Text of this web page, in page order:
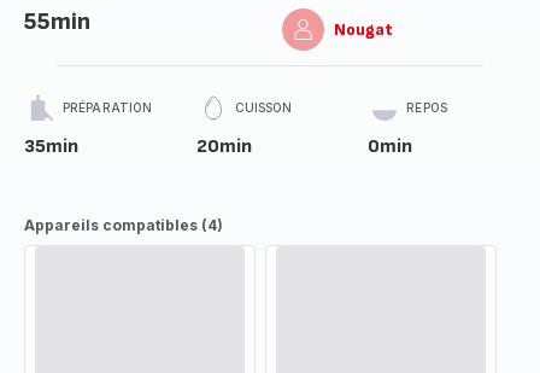
55min Nougat
PRÉPARATION
35min
CUISSON
20min
REPOS
0min
Appareils compatibles (4)